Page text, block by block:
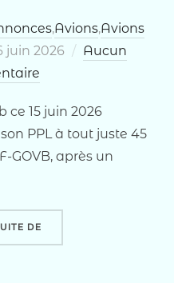
,Avions,Avions
juin 2026
Aucun
ce 15 juin 2026
PPL à tout juste 45
GOVB, après un
DE« PPL OBTENU À 45